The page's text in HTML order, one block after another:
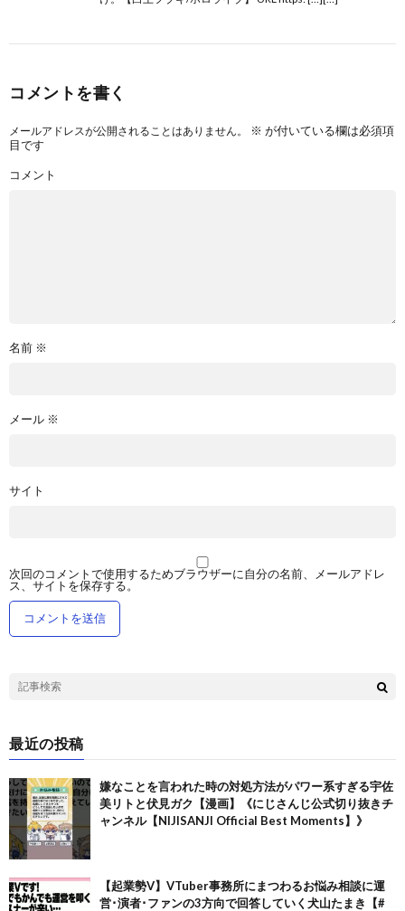
コメントを書く
メールアドレスが公開されることはありません。 ※ が付いている欄は必須項
目です
コメント
名前 ※
メール ※
サイト
次回のコメントで使用するためブラウザーに自分の名前、メールアドレ
ス、サイトを保存する。
最近の投稿
嫌なことを言われた時の対処方法がパワー系すぎる宇佐
美リトと伏見ガク【漫画】《にじさんじ公式切り抜きチ
ャンネル【NIJISANJI Official Best Moments】》
【起業勢V】VTuber事務所にまつわるお悩み相談に運
営･演者･ファンの3方向で回答していく犬山たまき【#